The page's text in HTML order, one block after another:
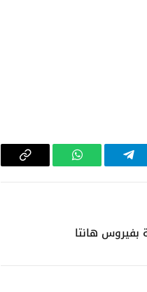
تيلقرام واتساب
Copy
بفيروس هانتا